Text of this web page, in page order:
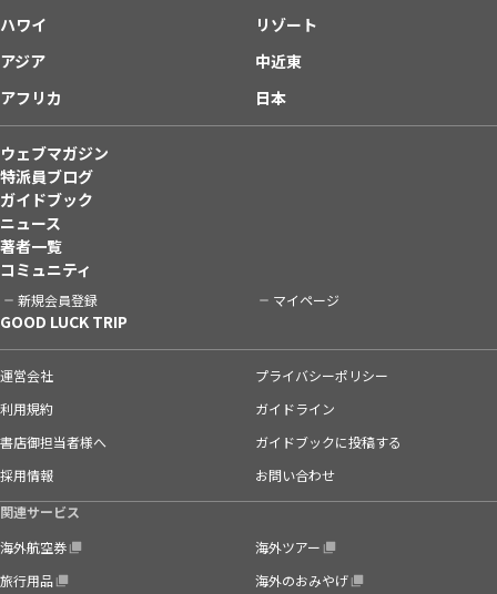
ハワイ
リゾート
アジア
中近東
アフリカ
日本
ウェブマガジン
特派員ブログ
ガイドブック
ニュース
著者一覧
コミュニティ
新規会員登録 マイページ
GOOD LUCK TRIP
運営会社
プライバシーポリシー
利用規約
ガイドライン
書店御担当者様へ
ガイドブックに投稿する
採用情報
お問い合わせ
関連サービス
海外航空券
海外ツアー
旅行用品
海外のおみやげ